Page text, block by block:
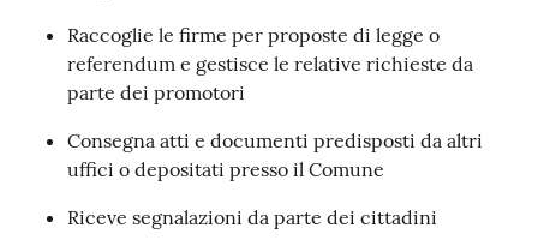
Raccoglie le firme per proposte di legge o
referendum e gestisce le relative richieste da
parte dei promotori
Consegna atti e documenti predisposti da altri
uffici o depositati presso il Comune
Riceve segnalazioni da parte dei cittadini